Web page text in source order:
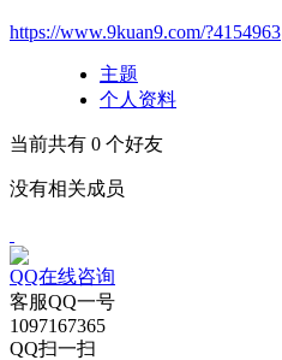
https://www.9kuan9.com/?4154963
主题
个人资料
当前共有 0 个好友
没有相关成员
QQ在线咨询
客服QQ一号
1097167365
QQ扫一扫